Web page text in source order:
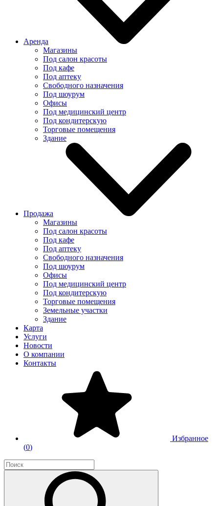
Аренда
Магазины
Под салон красоты
Под кафе
Под аптеку
Свободного назначения
Под шоурум
Офисы
Под медицинский центр
Под кондитерскую
Торговые помещения
Здание
Продажа
Магазины
Под салон красоты
Под кафе
Под аптеку
Свободного назначения
Под шоурум
Офисы
Под медицинский центр
Под кондитерскую
Торговые помещения
Земельные участки
Здание
Карта
Услуги
Новости
О компании
Контакты
Избранное
(0)